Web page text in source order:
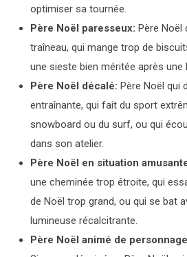
optimiser sa tournée.
Père Noël paresseux: Père Noël
traîneau, qui mange trop de
une sieste bien méritée après une
Père Noël décalé: Père Noël qui
entraînante, qui fait du sport
snowboard ou du surf, ou qui
dans son atelier.
Père Noël en situation
une cheminée trop étroite, qui
de Noël trop grand, ou qui se bat
lumineuse récalcitrante.
Père Noël animé de